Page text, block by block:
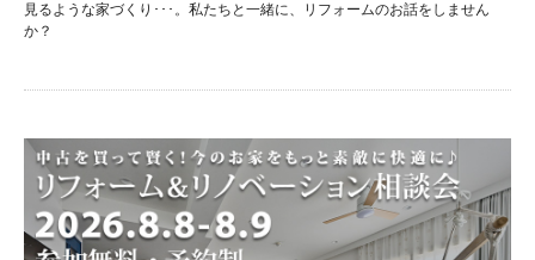
見るような家づくり･･･。私たちと一緒に、リフォームのお話をしません
か？